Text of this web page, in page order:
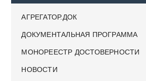
АГРЕГАТОР.ДОК
ДОКУМЕНТАЛЬНАЯ ПРОГРАММА
МОНОРЕЕСТР ДОСТОВЕРНОСТИ
НОВОСТИ